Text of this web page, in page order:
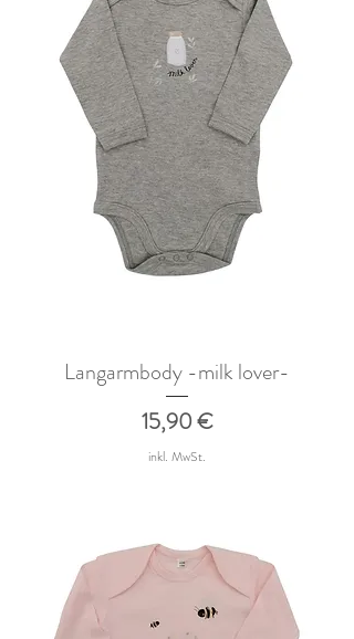
Langarmbody -milk lover-
Preis
15,90 €
inkl. MwSt.